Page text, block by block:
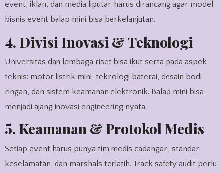
event, iklan, dan media liputan harus dirancang agar model
bisnis event balap mini bisa berkelanjutan.
4. Divisi Inovasi & Teknologi
Universitas dan lembaga riset bisa ikut serta pada aspek
teknis: motor listrik mini, teknologi baterai, desain bodi
ringan, dan sistem keamanan elektronik. Balap mini bisa
menjadi ajang inovasi engineering nyata.
5. Keamanan & Protokol Medis
Setiap event harus punya tim medis cadangan, standar
keselamatan, dan marshals terlatih. Track safety audit perlu